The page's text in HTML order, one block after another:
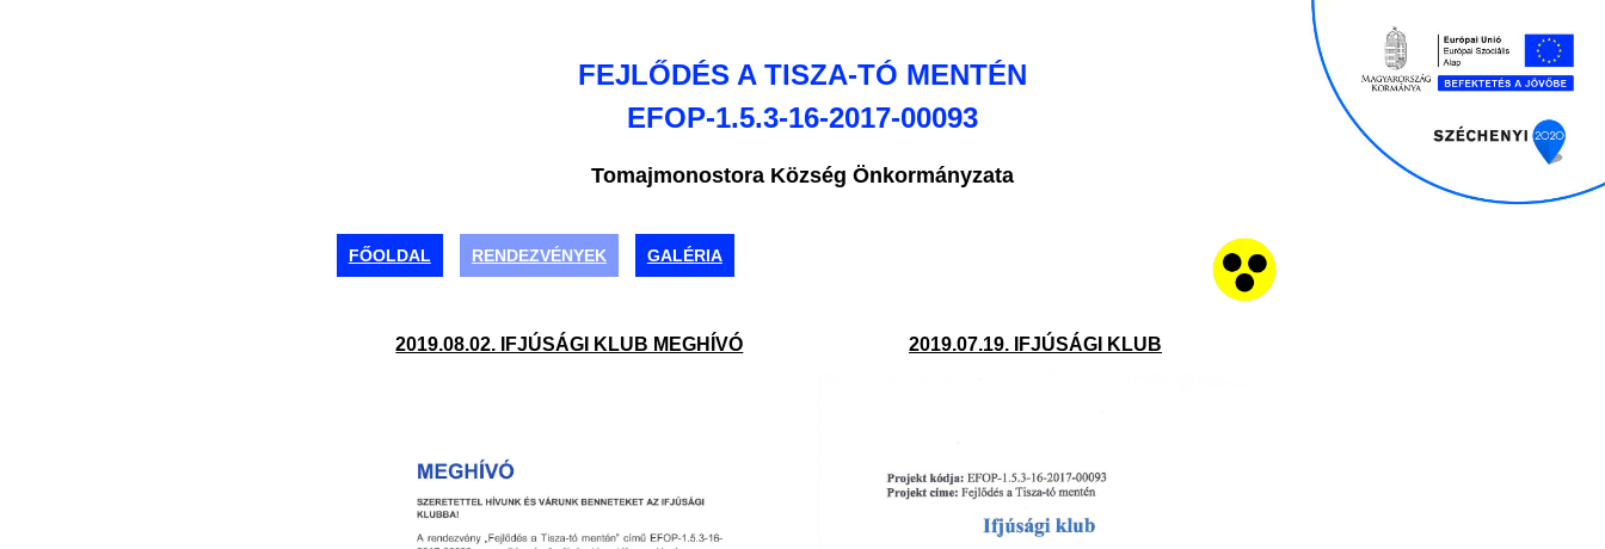
FEJLŐDÉS A TISZA-TÓ MENTÉN
EFOP-1.5.3-16-2017-00093
Tomajmonostora Község Önkormányzata
FŐOLDAL RENDEZVÉNYEK GALÉRIA
2019.08.02. IFJÚSÁGI KLUB MEGHÍVÓ 2019.07.19. IFJÚSÁGI KLUB